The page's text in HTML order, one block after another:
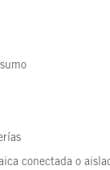
conectada o